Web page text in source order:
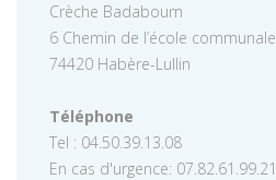
Crèche Badaboum
6 Chemin de l’école communale
74420 Habère-Lullin
Téléphone
Tel : 04.50.39.13.08
En cas d'urgence: 07.82.61.99.21